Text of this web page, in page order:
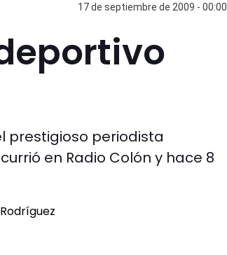
17 de septiembre de 2009 - 00:00
prestigioso periodista
en Radio Colón y hace 8